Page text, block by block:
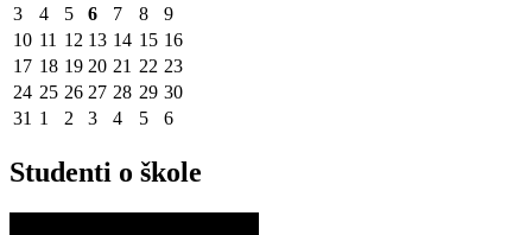
3
4 5 6 7 8
9
10 11 12 13 14 15 16
17 18 19 20 21 22 23
24 25 26 27 28 29 30
31 1 2 3 4 5 6
Studenti o škole